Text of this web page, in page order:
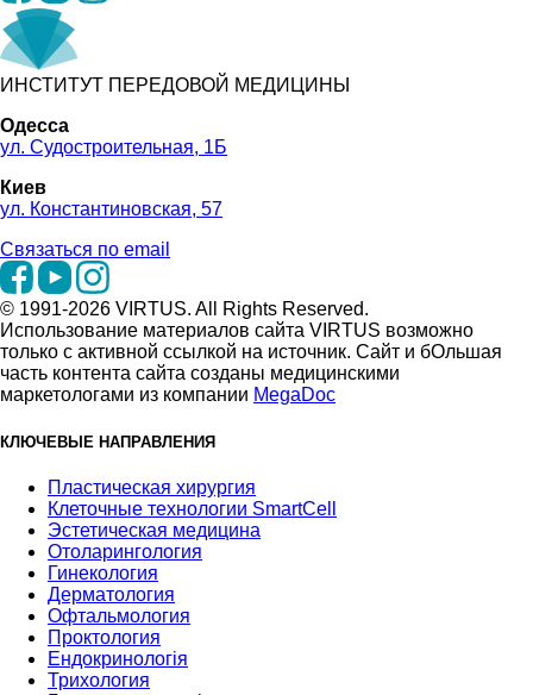
ИНСТИТУТ ПЕРЕДОВОЙ МЕДИЦИНЫ
Одесса
ул. Судостроительная, 1Б
Киев
ул. Константиновская, 57
Связаться по email
© 1991-2026 VIRTUS. All Rights Reserved.
Использование материалов сайта VIRTUS возможно
только с активной ссылкой на источник. Сайт и бОльшая
часть контента сайта созданы медицинскими
маркетологами из компании MegaDoc
КЛЮЧЕВЫЕ НАПРАВЛЕНИЯ
Пластическая хирургия
Клеточные технологии SmartCell
Эстетическая медицина
Отоларингология
Гинекология
Дерматология
Офтальмология
Проктология
Ендокринологія
Трихология